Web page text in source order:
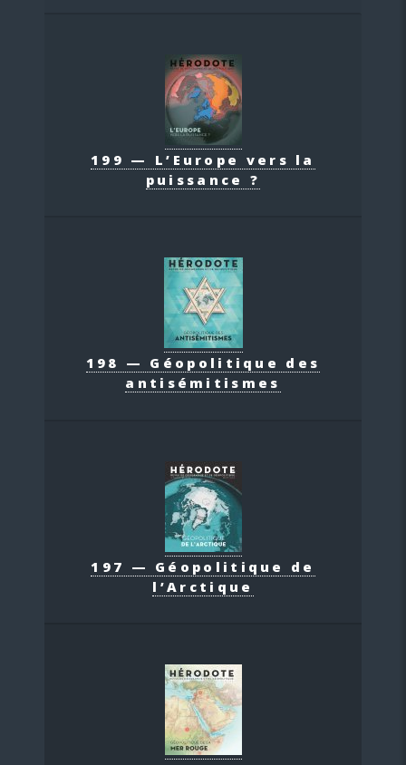
199 — L’Europe vers la
puissance ?
198 — Géopolitique des
antisémitismes
197 — Géopolitique de
l’Arctique